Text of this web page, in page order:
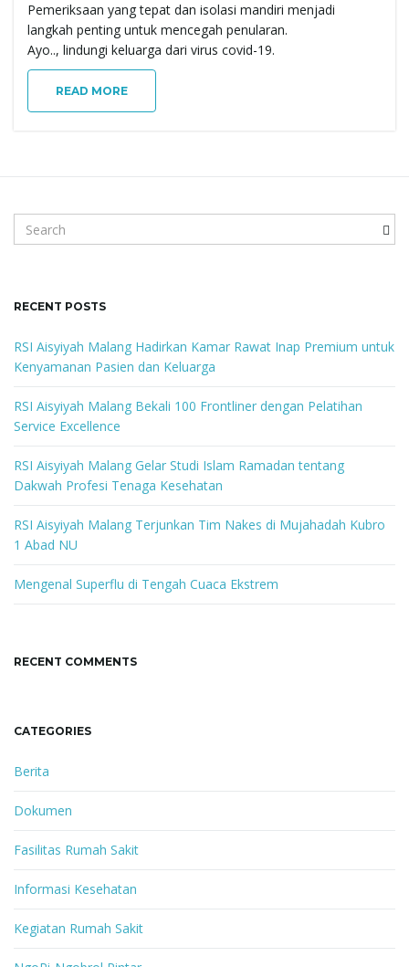
Pemeriksaan yang tepat dan isolasi mandiri menjadi
langkah penting untuk mencegah penularan.
Ayo.., lindungi keluarga dari virus covid-19.
READ MORE
e
c
k
e
y
w
o
r
d
RECENT POSTS
RSI Aisyiyah Malang Hadirkan Kamar Rawat Inap Premium untuk
Kenyamanan Pasien dan Keluarga
RSI Aisyiyah Malang Bekali 100 Frontliner dengan Pelatihan
Service Excellence
RSI Aisyiyah Malang Gelar Studi Islam Ramadan tentang
Dakwah Profesi Tenaga Kesehatan
RSI Aisyiyah Malang Terjunkan Tim Nakes di Mujahadah Kubro
1 Abad NU
Mengenal Superflu di Tengah Cuaca Ekstrem
RECENT COMMENTS
CATEGORIES
Berita
Dokumen
Fasilitas Rumah Sakit
Informasi Kesehatan
Kegiatan Rumah Sakit